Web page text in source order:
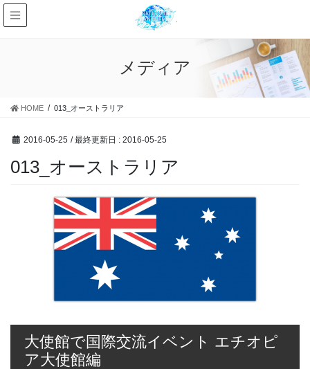
メディア
HOME 013_オーストラリア
2016-05-25 / 最終更新日 : 2016-05-25
013_オーストラリア
大使館で国際交流イベント エチオピ
ア大使館編